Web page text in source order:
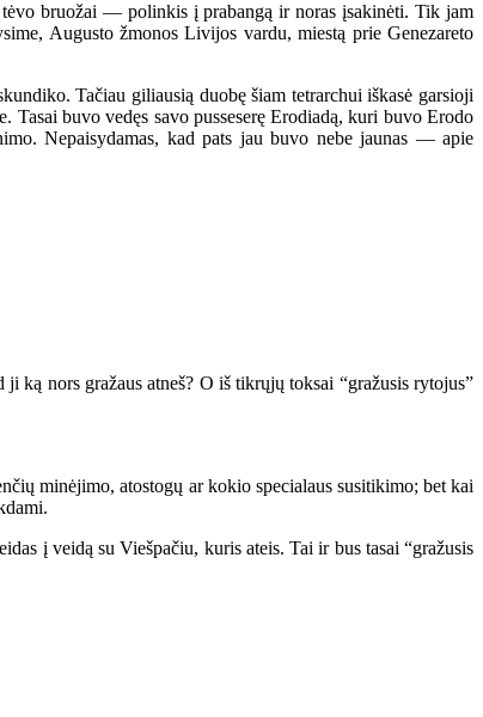
bruožai — polinkis į prabangą ir noras įsakinėti. Tik jam
Augusto žmonos Livijos vardu, miestą prie Genezareto
Tačiau giliausią duobę šiam tetrarchui iškasė garsioji
buvo vedęs savo pusseserę Erodiadą, kuri buvo Erodo
Nepaisydamas, kad pats jau buvo nebe jaunas — apie
ką nors gražaus atneš? O iš tikrųjų toksai “gražusis rytojus”
minėjimo, atostogų ar kokio specialaus susitikimo; bet kai
į veidą su Viešpačiu, kuris ateis. Tai ir bus tasai “gražusis